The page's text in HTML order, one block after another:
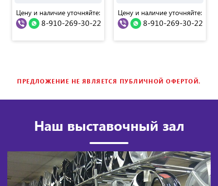
Цену и наличие уточняйте:
8-910-269-30-22
Цену и наличие уточняйте:
8-910-269-30-22
ПРЕДЛОЖЕНИЕ НЕ ЯВЛЯЕТСЯ ПУБЛИЧНОЙ ОФЕРТОЙ.
Наш выставочный зал